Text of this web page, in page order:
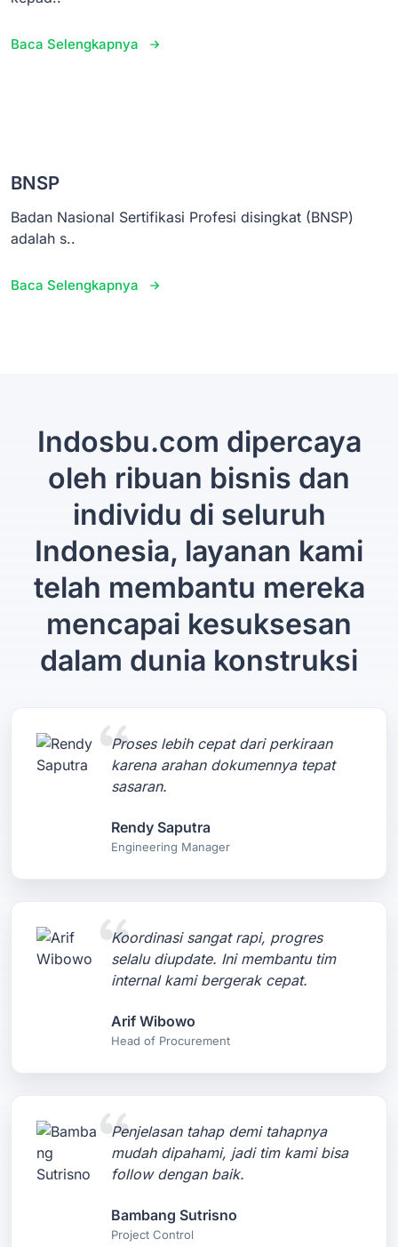
Baca Selengkapnya
BNSP
Badan Nasional Sertifikasi Profesi disingkat (BNSP)
adalah s..
Baca Selengkapnya
Indosbu.com dipercaya
oleh ribuan bisnis dan
individu di seluruh
Indonesia, layanan kami
telah membantu mereka
mencapai kesuksesan
dalam dunia konstruksi
Proses lebih cepat dari perkiraan
karena arahan dokumennya tepat
sasaran.
Rendy Saputra
Engineering Manager
Koordinasi sangat rapi, progres
selalu diupdate. Ini membantu tim
internal kami bergerak cepat.
Arif Wibowo
Head of Procurement
Penjelasan tahap demi tahapnya
mudah dipahami, jadi tim kami bisa
follow dengan baik.
Bambang Sutrisno
Project Control